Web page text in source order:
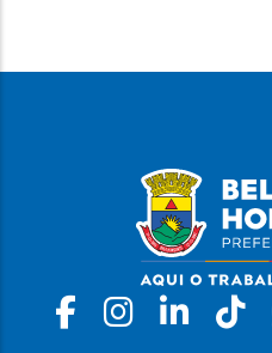
Facebook